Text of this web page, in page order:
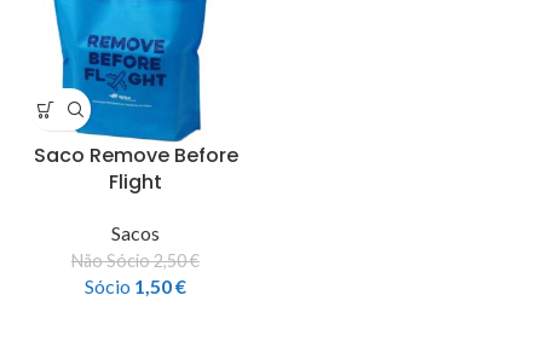
Saco Remove Before
Flight
Sacos
Não Sócio2,50€
Sócio 1,50€